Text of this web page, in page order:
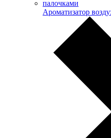
Ароматизатор